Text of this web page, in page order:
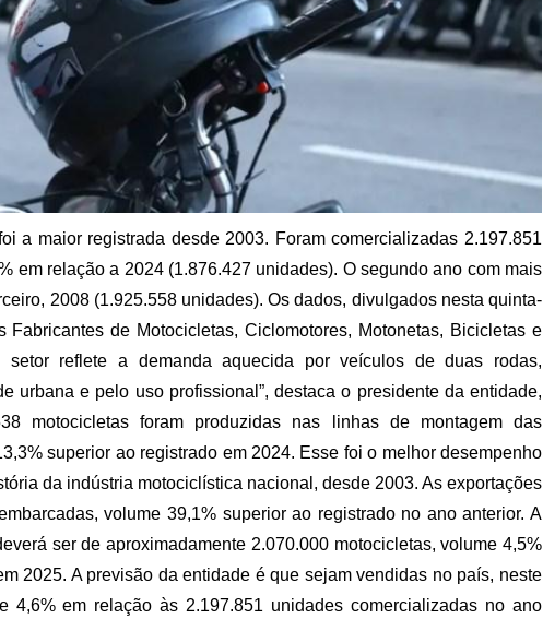
a maior registrada desde 2003. Foram comercializadas 2.197.851
em relação a 2024 (1.876.427 unidades). O segundo ano com mais
2008 (1.925.558 unidades). Os dados, divulgados nesta quinta-
de Motocicletas, Ciclomotores, Motonetas, Bicicletas e
setor reflete a demanda aquecida por veículos de duas rodas,
urbana e pelo uso profissional”, destaca o presidente da entidade,
motocicletas foram produzidas nas linhas de montagem das
superior ao registrado em 2024. Esse foi o melhor desempenho
da indústria motociclística nacional, desde 2003. As exportações
volume 39,1% superior ao registrado no ano anterior. A
ser de aproximadamente 2.070.000 motocicletas, volume 4,5%
2025. A previsão da entidade é que sejam vendidas no país, neste
4,6% em relação às 2.197.851 unidades comercializadas no ano